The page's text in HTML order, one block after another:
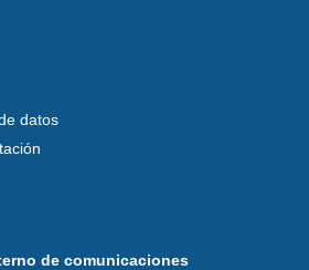
datos
de comunicaciones